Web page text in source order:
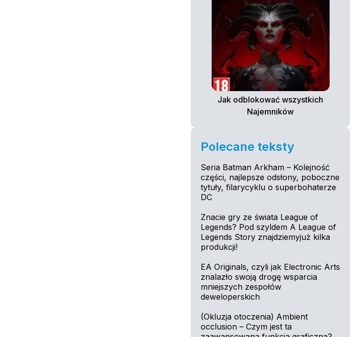
Jak odblokować wszystkich
Najemników
Polecane teksty
Seria Batman Arkham – Kolejność
części, najlepsze odsłony, poboczne
tytuły, filarycyklu o superbohaterze
DC
Znacie gry ze świata League of
Legends? Pod szyldem A League of
Legends Story znajdziemyjuż kilka
produkcji!
EA Originals, czyli jak Electronic Arts
znalazło swoją drogę wsparcia
mniejszych zespołów
deweloperskich
(Okluzja otoczenia) Ambient
occlusion – Czym jest ta